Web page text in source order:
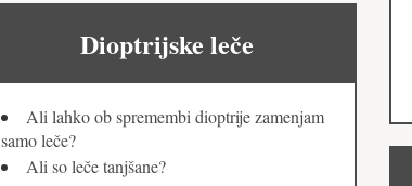
Dioptrijske leče
Ali lahko ob spremembi dioptrije zamenjam
samo leče?
Ali so leče tanjšane?